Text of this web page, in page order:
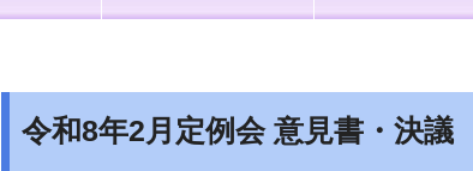
令和8年2月定例会 意見書・決議